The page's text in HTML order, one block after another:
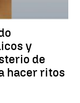
y
de
hacer ritos